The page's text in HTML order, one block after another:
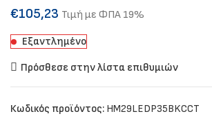
€105,23 Τιμή με ΦΠΑ 19%
Εξαντλημένο
Πρόσθεσε στην λίστα επιθυμιών
Κωδικός προϊόντος: HM29LEDP35BKCCT